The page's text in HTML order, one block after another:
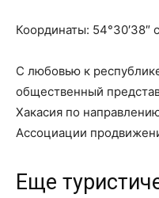
Координаты: 54°30′38″
С любовью к
общественный
Хакасия по
Ассоциации
Еще